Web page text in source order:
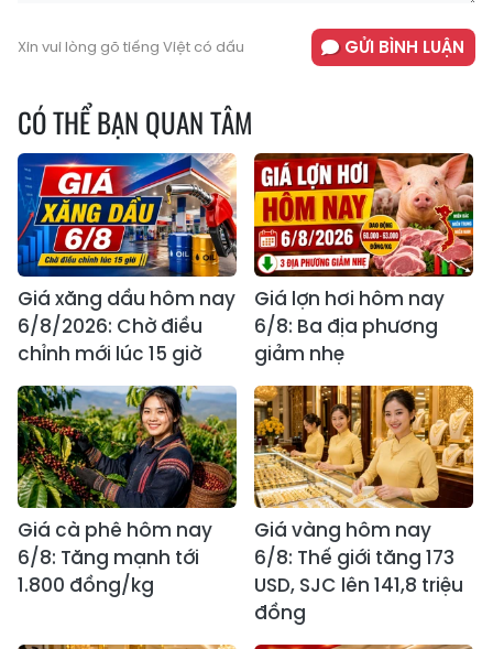
Xin vui lòng gõ tiếng Việt có dấu GỬI BÌNH LUẬN
CÓ THỂ BẠN QUAN TÂM
Giá xăng dầu hôm nay
6/8/2026: Chờ điều
chỉnh mới lúc 15 giờ
Giá lợn hơi hôm nay
6/8: Ba địa phương
giảm nhẹ
Giá cà phê hôm nay
6/8: Tăng mạnh tới
1.800 đồng/kg
Giá vàng hôm nay
6/8: Thế giới tăng 173
USD, SJC lên 141,8 triệu
đồng